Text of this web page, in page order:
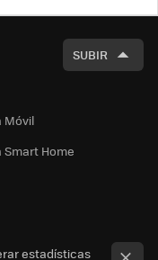
SUBIR
Móvil
Smart Home
estadísticas